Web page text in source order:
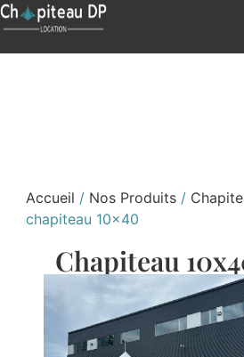
Accueil / Nos Produits /
chapiteau 10×40
Chapiteau